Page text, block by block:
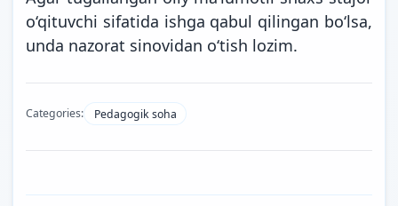
o‘qituvchi sifatida ishga qabul qilingan bo‘lsa,
unda nazorat sinovidan o‘tish lozim.
Categories: Pedagogik soha